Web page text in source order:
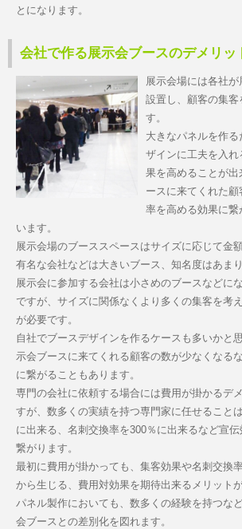
とになります。
会社で作る展示会ブースのデメリッ
展示会場には各社
設置し、顧客の集客
す。
大きなパネルを作
ザインに工夫を入れ
果を高めることが
ースに来てくれた
率を高める効果に繋
います。
展示会場のブーススペースはサイズに応じて金
有名な会社などは大きいブース、知名度はあま
展示会に参加する会社は小さめのブースなどに
ですが、サイズに関係なくより多くの集客を考
が必要です。
自社でブースデザインを作るケースも多いかと
示会ブースに来てくれる顧客の数が少なくなる
に繋がることもあります。
専門の会社に依頼する場合には費用が掛かるデ
すが、数多くの実績を持つ専門家に任せること
に出来る、名刺交換率を300％に出来るなど宣
繋がります。
最初に費用が掛かっても、集客効果や名刺交換
から生じる、費用対効果を期待出来るメリット
パネル製作においても、数多くの経験を持つな
会ブースとの差別化を図れます。